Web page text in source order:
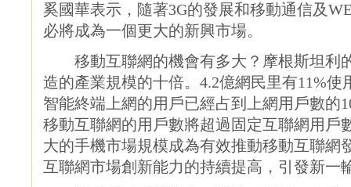
奚國華表示，隨著3G的發展和移動通信及
必將成為一個更大的新興市場。
移動互聯網的機會有多大？摩根斯坦利
造的產業規模的十倍。4.2億網民里有11%
智能終端上網的用戶已經占到上網用戶數的
移動互聯網的用戶數將超過固定互聯網用戶
大的手機市場規模成為有效推動移動互聯網
互聯網市場創新能力的持續提高，引發新一